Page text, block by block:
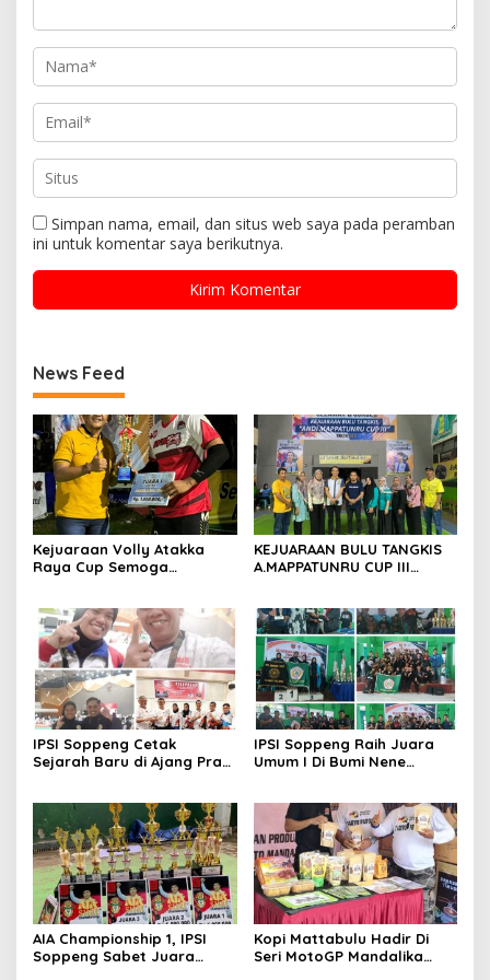
Simpan nama, email, dan situs web saya pada peramban
ini untuk komentar saya berikutnya.
News Feed
Kejuaraan Volly Atakka
Raya Cup Semoga
KEJUARAAN BULU TANGKIS
A.MAPPATUNRU CUP III
IPSI Soppeng Cetak
Sejarah Baru di Ajang Pra
IPSI Soppeng Raih Juara
Umum I Di Bumi Nene
AIA Championship 1, IPSI
Soppeng Sabet Juara
Kopi Mattabulu Hadir Di
Seri MotoGP Mandalika